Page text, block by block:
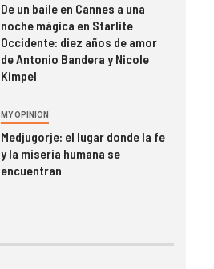
De un baile en Cannes a una
noche mágica en Starlite
Occidente: diez años de amor
de Antonio Bandera y Nicole
Kimpel
MY OPINION
Medjugorje: el lugar donde la fe
y la miseria humana se
encuentran